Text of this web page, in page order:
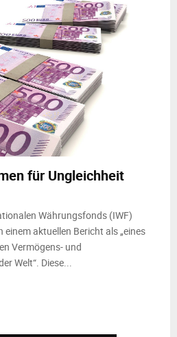
für Ungleichheit
Währungsfonds (IWF)
einem aktuellen Bericht als „eines
Vermögens- und
Welt“. Diese...